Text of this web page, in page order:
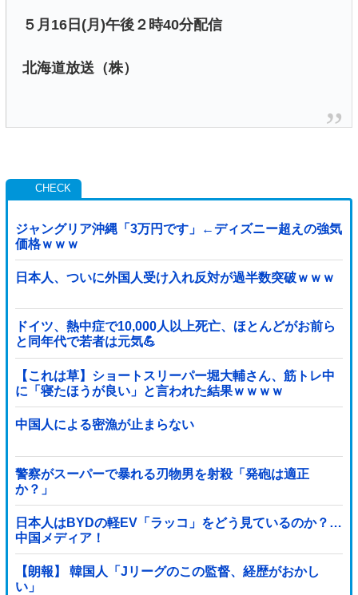
５月16日(月)午後２時40分配信
北海道放送（株）
ジャングリア沖縄「3万円です」←ディズニー超えの強気
価格ｗｗｗ
日本人、ついに外国人受け入れ反対が過半数突破ｗｗｗ
ドイツ、熱中症で10,000人以上死亡、ほとんどがお前ら
と同年代で若者は元気💪
【これは草】ショートスリーパー堀大輔さん、筋トレ中
に「寝たほうが良い」と言われた結果ｗｗｗｗ
中国人による密漁が止まらない
警察がスーパーで暴れる刃物男を射殺「発砲は適正
か？」
日本人はBYDの軽EV「ラッコ」をどう見ているのか？…
中国メディア！
【朗報】 韓国人「Jリーグのこの監督、経歴がおかし
い」